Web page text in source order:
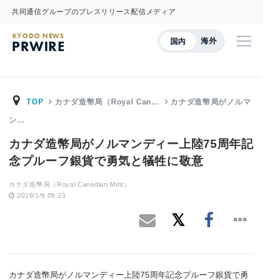
共同通信グループのプレスリリース配信メディア
国内 海外
KYODO NEWS
PRWIRE
TOP カナダ造幣局（Royal Can… カナダ造幣局がノルマ
ン…
カナダ造幣局がノルマンディー上陸75周年記
念プルーフ銀貨で勇気と犠牲に敬意
カナダ造幣局（Royal Canadian Mint）
2019/1/9 09:23
カナダ造幣局がノルマンディー上陸75周年記念プルーフ銀貨で勇